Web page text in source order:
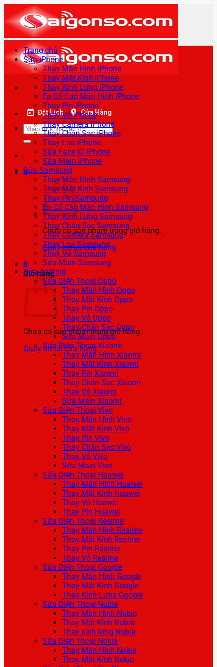
qua
nội
dung
Đặt Lịch Cửa Hàng
Tìm
kiếm:
0
Chưa có sản phẩm trong giỏ hàng.
Quay trở lại cửa hàng
0
Giỏ hàng
Chưa có sản phẩm trong giỏ hàng.
Quay trở lại cửa hàng
Trang chủ
Sửa iPhone
Thay Màn Hình iPhone
Thay Mặt Kính iPhone
Thay Kính Lưng iPhone
Ép Cổ Cáp Màn Hình iPhone
Thay Pin iPhone
Thay Vỏ iPhone
Thay Camera iPhone
Thay Chân Sạc iPhone
Thay Loa iPhone
Sửa Face ID iPhone
Sửa Main iPhone
Sửa Samsung
Thay Màn Hình Samsung
Thay Mặt Kính Samsung
Thay Pin Samsung
Ép Cổ Cáp Màn Hình Samsung
Thay Kính Lưng Samsung
Thay Chân Sạc Samsung
Thay Camera Samsung
Thay Loa Samsung
Thay Vỏ Samsung
Sửa Main Samsung
Sửa Android
Sửa Điện Thoại Oppo
Thay Màn Hình Oppo
Thay Mặt Kính Oppo
Thay Pin Oppo
Thay Vỏ Oppo
Thay Chân Sạc Oppo
Sửa Main Oppo
Sửa Điện Thoại Xiaomi
Thay Màn Hình Xiaomi
Thay Mặt Kính Xiaomi
Thay Pin Xiaomi
Thay Chân Sạc Xiaomi
Thay Vỏ Xiaomi
Sửa Main Xiaomi
Sửa Điện Thoại Vivo
Thay Màn Hình Vivo
Thay Mặt Kính Vivo
Thay Pin Vivo
Thay Chân Sạc Vivo
Thay Vỏ Vivo
Sửa Main Vivo
Sửa Điện Thoại Huawei
Thay Màn Hình Huawei
Thay Mặt Kính Huawei
Thay Vỏ Huawei
Thay Pin Huawei
Sửa Điện Thoại Realme
Thay Màn Hình Realme
Thay Mặt Kính Realme
Thay Pin Realme
Thay Vỏ Realme
Sửa Điện Thoại Google
Thay Màn Hình Google
Thay Mặt Kính Google
Thay Kính Lưng Google
Sửa Điện Thoại Nubia
Thay Màn Hình Nubia
Thay Mặt Kính Nubia
Thay kính lưng Nubia
Sửa Điện Thoại Nokia
Thay Màn Hình Nokia
Thay Mặt Kính Nokia